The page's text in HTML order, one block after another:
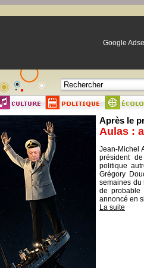
Google
Après le
Aulas :
Jean-Michel
président
politique
Grégory
semaines du
de probable
annoncé en
La suite